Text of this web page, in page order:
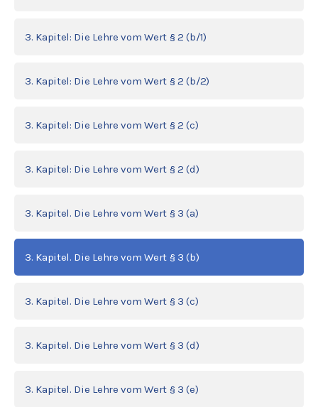
3. Kapitel: Die Lehre vom Wert § 2 (b/1)
3. Kapitel: Die Lehre vom Wert § 2 (b/2)
3. Kapitel: Die Lehre vom Wert § 2 (c)
3. Kapitel: Die Lehre vom Wert § 2 (d)
3. Kapitel. Die Lehre vom Wert § 3 (a)
3. Kapitel. Die Lehre vom Wert § 3 (b)
3. Kapitel. Die Lehre vom Wert § 3 (c)
3. Kapitel. Die Lehre vom Wert § 3 (d)
3. Kapitel. Die Lehre vom Wert § 3 (e)